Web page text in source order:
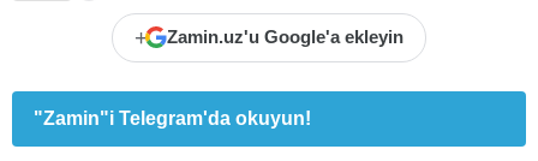
+ Zamin.uz'u Google'a ekleyin
"Zamin"i Telegram'da okuyun!